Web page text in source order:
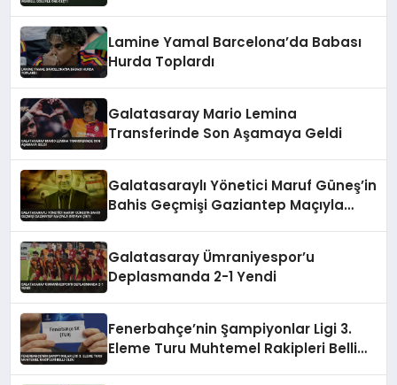
Lamine Yamal Barcelona’da Babası
Hurda Toplardı
Galatasaray Mario Lemina
Transferinde Son Aşamaya Geldi
Galatasaraylı Yönetici Maruf Güneş’in
Bahis Geçmişi Gaziantep Maçıyla
Galatasaray Ümraniyespor’u
Deplasmanda 2-1 Yendi
Fenerbahçe’nin Şampiyonlar Ligi 3.
Eleme Turu Muhtemel Rakipleri Belli